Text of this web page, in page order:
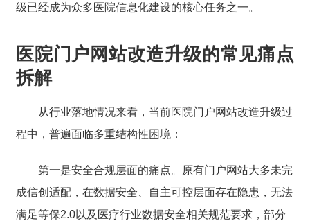
级已经成为众多医院信息化建设的核心任务之一。
医院门户网站改造升级的常见痛点
拆解
从行业落地情况来看，当前医院门户网站改造升级过
程中，普遍面临多重结构性困境：
第一是安全合规层面的痛点。原有门户网站大多未完
成信创适配，在数据安全、自主可控层面存在隐患，无法
满足等保2.0以及医疗行业数据安全相关规范要求，部分